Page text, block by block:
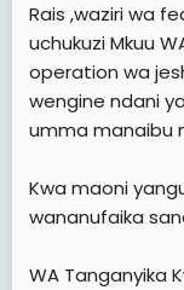
Rais ,waziri wa
uchukuzi Mkuu
operation wa
wengine ndani
umma manaibu
Kwa maoni
wananufaika
WA Tanganyika